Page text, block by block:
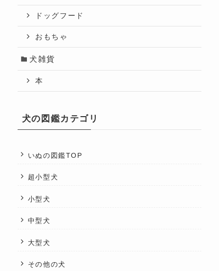
ドッグフード
おもちゃ
犬雑貨
本
犬の図鑑カテゴリ
いぬの図鑑TOP
超小型犬
小型犬
中型犬
大型犬
その他の犬